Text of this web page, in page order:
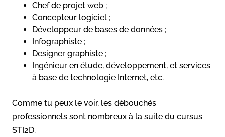
Chef de projet web ;
Concepteur logiciel ;
Développeur de bases de données ;
Infographiste ;
Designer graphiste ;
Ingénieur en étude, développement, et services
à base de technologie Internet, etc.
Comme tu peux le voir, les débouchés
professionnels sont nombreux à la suite du cursus
STI2D.